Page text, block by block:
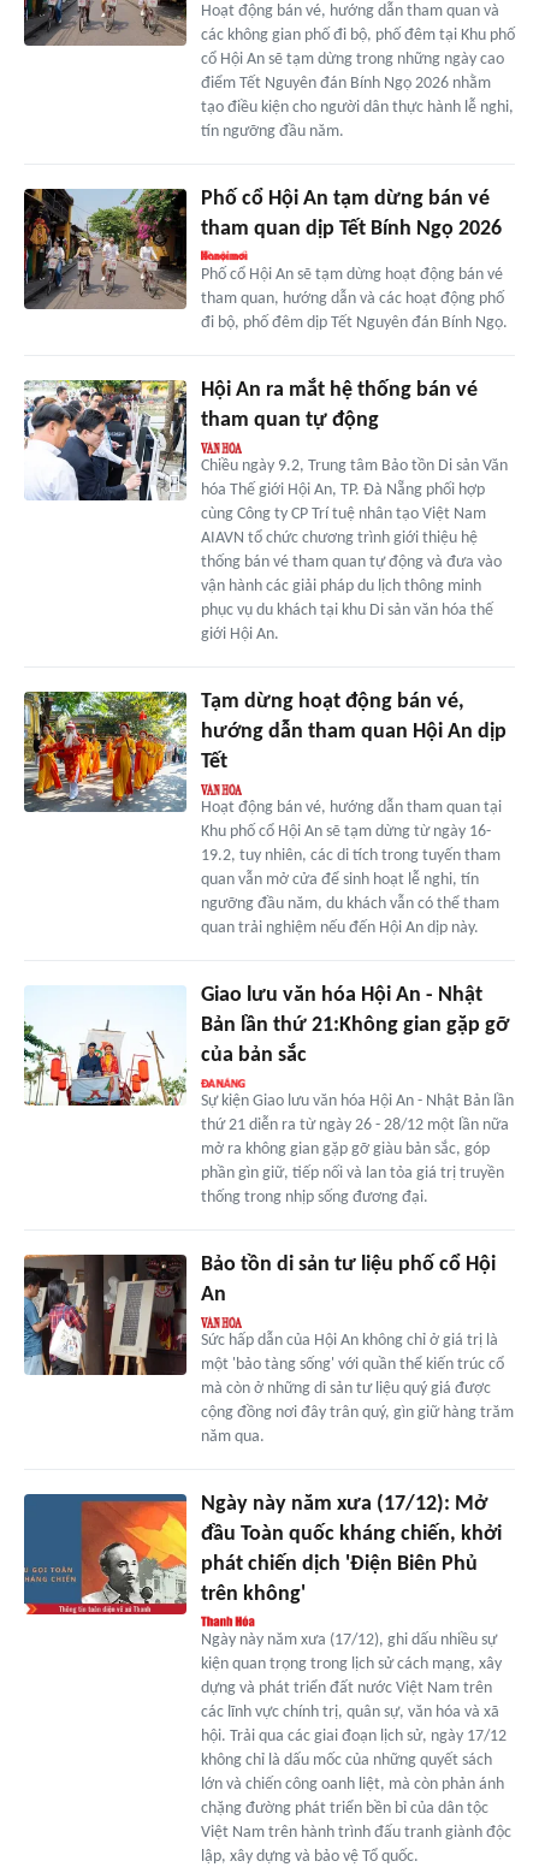
Hoạt động bán vé, hướng dẫn tham quan và
các không gian phố đi bộ, phố đêm tại Khu phố
cổ Hội An sẽ tạm dừng trong những ngày cao
điểm Tết Nguyên đán Bính Ngọ 2026 nhằm
tạo điều kiện cho người dân thực hành lễ nghi,
tín ngưỡng đầu năm.
Phố cổ Hội An tạm dừng bán vé
tham quan dịp Tết Bính Ngọ 2026
Phố cổ Hội An sẽ tạm dừng hoạt động bán vé
tham quan, hướng dẫn và các hoạt động phố
đi bộ, phố đêm dịp Tết Nguyên đán Bính Ngọ.
Hội An ra mắt hệ thống bán vé
tham quan tự động
Chiều ngày 9.2, Trung tâm Bảo tồn Di sản Văn
hóa Thế giới Hội An, TP. Đà Nẵng phối hợp
cùng Công ty CP Trí tuệ nhân tạo Việt Nam
AIAVN tổ chức chương trình giới thiệu hệ
thống bán vé tham quan tự động và đưa vào
vận hành các giải pháp du lịch thông minh
phục vụ du khách tại khu Di sản văn hóa thế
giới Hội An.
Tạm dừng hoạt động bán vé,
hướng dẫn tham quan Hội An dịp
Tết
Hoạt động bán vé, hướng dẫn tham quan tại
Khu phố cổ Hội An sẽ tạm dừng từ ngày 16-
19.2, tuy nhiên, các di tích trong tuyến tham
quan vẫn mở cửa để sinh hoạt lễ nghi, tín
ngưỡng đầu năm, du khách vẫn có thể tham
quan trải nghiệm nếu đến Hội An dịp này.
Giao lưu văn hóa Hội An - Nhật
Bản lần thứ 21:Không gian gặp gỡ
của bản sắc
Sự kiện Giao lưu văn hóa Hội An - Nhật Bản lần
thứ 21 diễn ra từ ngày 26 - 28/12 một lần nữa
mở ra không gian gặp gỡ giàu bản sắc, góp
phần gìn giữ, tiếp nối và lan tỏa giá trị truyền
thống trong nhịp sống đương đại.
Bảo tồn di sản tư liệu phố cổ Hội
An
Sức hấp dẫn của Hội An không chỉ ở giá trị là
một 'bảo tàng sống' với quần thể kiến trúc cổ
mà còn ở những di sản tư liệu quý giá được
cộng đồng nơi đây trân quý, gìn giữ hàng trăm
năm qua.
Ngày này năm xưa (17/12): Mở
đầu Toàn quốc kháng chiến, khởi
phát chiến dịch 'Điện Biên Phủ
trên không'
Ngày này năm xưa (17/12), ghi dấu nhiều sự
kiện quan trọng trong lịch sử cách mạng, xây
dựng và phát triển đất nước Việt Nam trên
các lĩnh vực chính trị, quân sự, văn hóa và xã
hội. Trải qua các giai đoạn lịch sử, ngày 17/12
không chỉ là dấu mốc của những quyết sách
lớn và chiến công oanh liệt, mà còn phản ánh
chặng đường phát triển bền bỉ của dân tộc
Việt Nam trên hành trình đấu tranh giành độc
lập, xây dựng và bảo vệ Tổ quốc.